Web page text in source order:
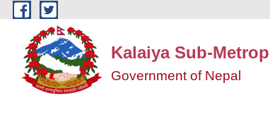
Skip to main content
Kalaiya Sub-
Government of Nepal